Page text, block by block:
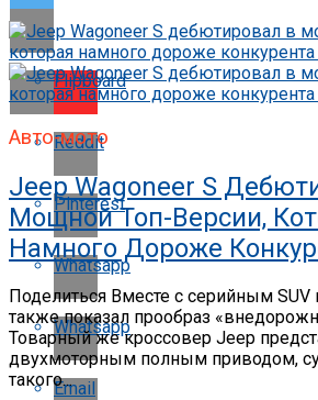
Flipboard
Reddit
Pinterest
Whatsapp
Whatsapp
Email
Авто-мото
Jeep Wagoneer S
Мощной Топ-Версии,
Намного Дороже
Поделиться Вместе с серийным SUV
также показал прообраз
Товарный же кроссовер Jeep
двухмоторным полным приводом,
такого...